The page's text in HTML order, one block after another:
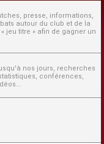
presse, informations,
autour du club et de la
jeu titre » afin de gagner un
nos jours, recherches
conférences,